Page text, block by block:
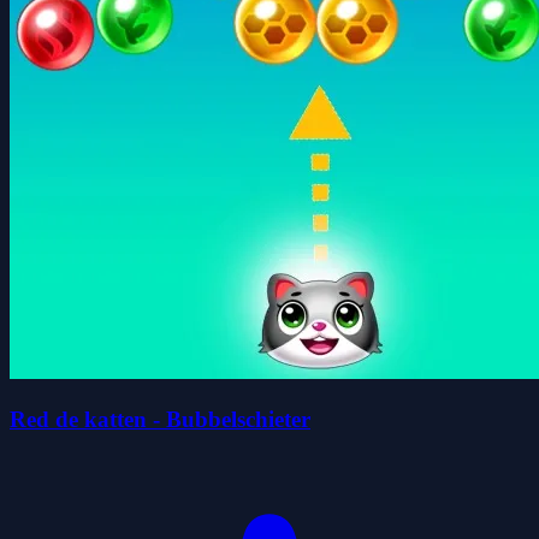
Red de katten - Bubbelschieter